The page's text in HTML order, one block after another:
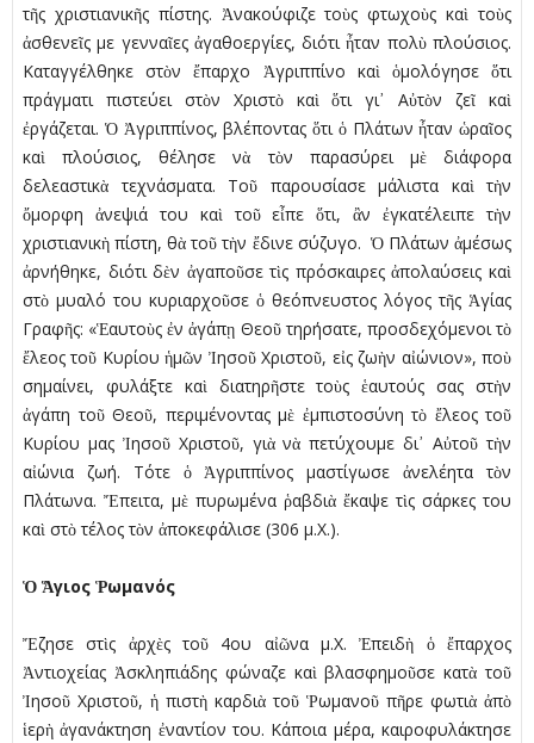
τῆς χριστιανικῆς πίστης. Ἀνακούφιζε τοὺς φτωχοὺς καὶ τοὺς
ἀσθενεῖς µε γενναῖες ἀγαθοεργίες, διότι ἦταν πολὺ πλούσιος.
Καταγγέλθηκε στὸν ἔπαρχο Ἀγριππίνο καὶ ὁµολόγησε ὅτι
πράγµατι πιστεύει στὸν Χριστὸ καὶ ὅτι γι᾿ Αὐτὸν ζεῖ καὶ
ἐργάζεται. Ὁ Ἀγριππίνος, βλέποντας ὅτι ὁ Πλάτων ἦταν ὡραῖος
καὶ πλούσιος, θέλησε νὰ τὸν παρασύρει µὲ διάφορα
δελεαστικὰ τεχνάσµατα. Τοῦ παρουσίασε µάλιστα καὶ τὴν
ὄµορφη ἀνεψιά του καὶ τοῦ εἶπε ὅτι, ἂν ἐγκατέλειπε τὴν
χριστιανικὴ πίστη, θὰ τοῦ τὴν ἔδινε σύζυγο. Ὁ Πλάτων ἀµέσως
ἀρνήθηκε, διότι δὲν ἀγαποῦσε τὶς πρόσκαιρες ἀπολαύσεις καὶ
στὸ µυαλό του κυριαρχοῦσε ὁ θεόπνευστος λόγος τῆς Ἁγίας
Γραφῆς: «Ἑαυτοὺς ἐν ἀγάπῃ Θεοῦ τηρήσατε, προσδεχόµενοι τὸ
ἔλεος τοῦ Κυρίου ἡµῶν Ἰησοῦ Χριστοῦ, εἰς ζωὴν αἰώνιον», ποὺ
σηµαίνει, φυλάξτε καὶ διατηρῆστε τοὺς ἑαυτούς σας στὴν
ἀγάπη τοῦ Θεοῦ, περιµένοντας µὲ ἐµπιστοσύνη τὸ ἔλεος τοῦ
Κυρίου µας Ἰησοῦ Χριστοῦ, γιὰ νὰ πετύχουµε δι᾿ Αὐτοῦ τὴν
αἰώνια ζωή. Τότε ὁ Ἀγριππίνος µαστίγωσε ἀνελέητα τὸν
Πλάτωνα. Ἔπειτα, µὲ πυρωµένα ῥαβδιὰ ἔκαψε τὶς σάρκες του
καὶ στὸ τέλος τὸν ἀποκεφάλισε (306 µ.Χ.).
Ὁ Ἅγιος Ῥωµανός
Ἔζησε στὶς ἀρχὲς τοῦ 4ου αἰῶνα µ.Χ. Ἐπειδὴ ὁ ἔπαρχος
Ἀντιοχείας Ἀσκληπιάδης φώναζε καὶ βλασφηµοῦσε κατὰ τοῦ
Ἰησοῦ Χριστοῦ, ἡ πιστὴ καρδιὰ τοῦ Ῥωµανοῦ πῆρε φωτιὰ ἀπὸ
ἱερὴ ἀγανάκτηση ἐναντίον του. Κάποια µέρα, καιροφυλάκτησε